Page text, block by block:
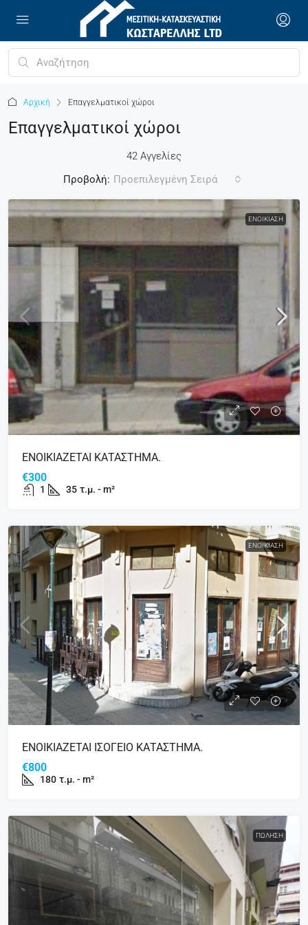
Αρχική Επαγγελματικοί χώροι
Επαγγελματικοί χώροι
42 Αγγελίες
Προβολή: Προεπιλεγμένη Σειρά
ΕΝΟΙΚΊΑΣΗ
ΕΝΟΙΚΙΑΖΕΤΑΙ ΚΑΤΑΣΤΗΜΑ.
€300
1 35 τ.μ. - m²
ΕΝΟΙΚΊΑΣΗ
ΕΝΟΙΚΙΑΖΕΤΑΙ ΙΣΟΓΕΙΟ ΚΑΤΑΣΤΗΜΑ.
€800
180 τ.μ. - m²
ΠΏΛΗΣΗ